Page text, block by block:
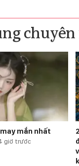
mắn nhất
giờ trước